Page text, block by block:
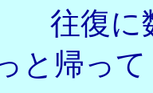
数時
と帰っ